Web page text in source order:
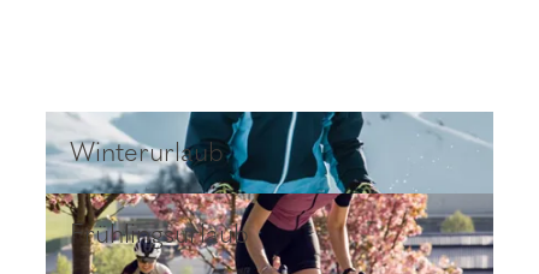
Winterurlaub
Winterurlaub
Frühlingsurlaub
Frühlingsurlaub